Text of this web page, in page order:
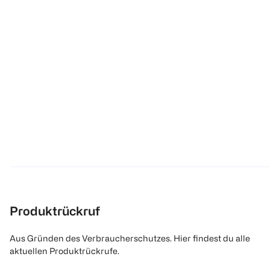
Produktrückruf
Aus Gründen des Verbraucherschutzes. Hier findest du alle
aktuellen Produktrückrufe.